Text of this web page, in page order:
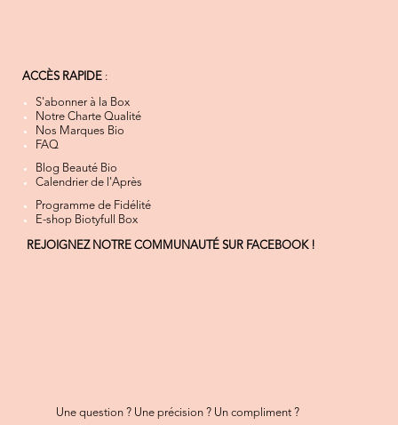
ACCÈS RAPIDE :
S'abonner à la Box
Notre Charte Qualité
Nos Marques Bio
FAQ
Blog Beauté Bio
Calendrier de l'Après
Programme de Fidélité
E-shop Biotyfull Box
REJOIGNEZ NOTRE COMMUNAUTÉ SUR FACEBOOK !
Une question ? Une précision ? Un compliment ?